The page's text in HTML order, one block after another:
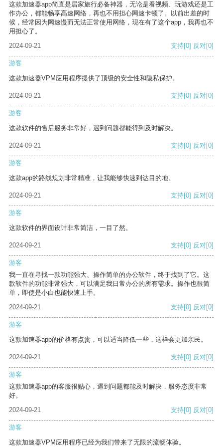
这款加速器app简直是居家旅行必备神器，无论是看视频、玩游戏还是工
作办公，都能畅享高速网络，再也不用担心网速卡顿了。以前出差的时
候，经常因为网速慢而无法正常使用网络，现在有了这个app，我再也不
用担心了。
2024-09-21
支持[0] 反对[0]
游客
这款加速器VPM应用程序提供了顶级的安全性和隐私保护。
2024-09-21 支持[0] 反对[0]
游客
这款软件的售后服务非常好，遇到问题都能得到及时解决。
2024-09-21 支持[0] 反对[0]
游客
这款app的路线规划非常精准，让我能够快速到达目的地。
2024-09-21 支持[0] 反对[0]
游客
这款软件的界面设计非常简洁，一目了然。
2024-09-21 支持[0] 反对[0]
游客
我一直在寻找一款功能强大、操作简单的办公软件，终于找到了它。这
款软件的功能非常强大，可以满足我日常办公的所有需求。操作也很简
单，即使是小白也能快速上手。
2024-09-21
支持[0] 反对[0]
游客
这款加速器app的价格有点贵，可以适当降低一些，这样会更加亲民。
2024-09-21 支持[0] 反对[0]
游客
这款加速器app的客服很贴心，遇到问题都能及时解决，服务态度非常
好。
2024-09-21
支持[0] 反对[0]
游客
这款加速器VPM应用程序已经为我们带来了无限的流畅体验。